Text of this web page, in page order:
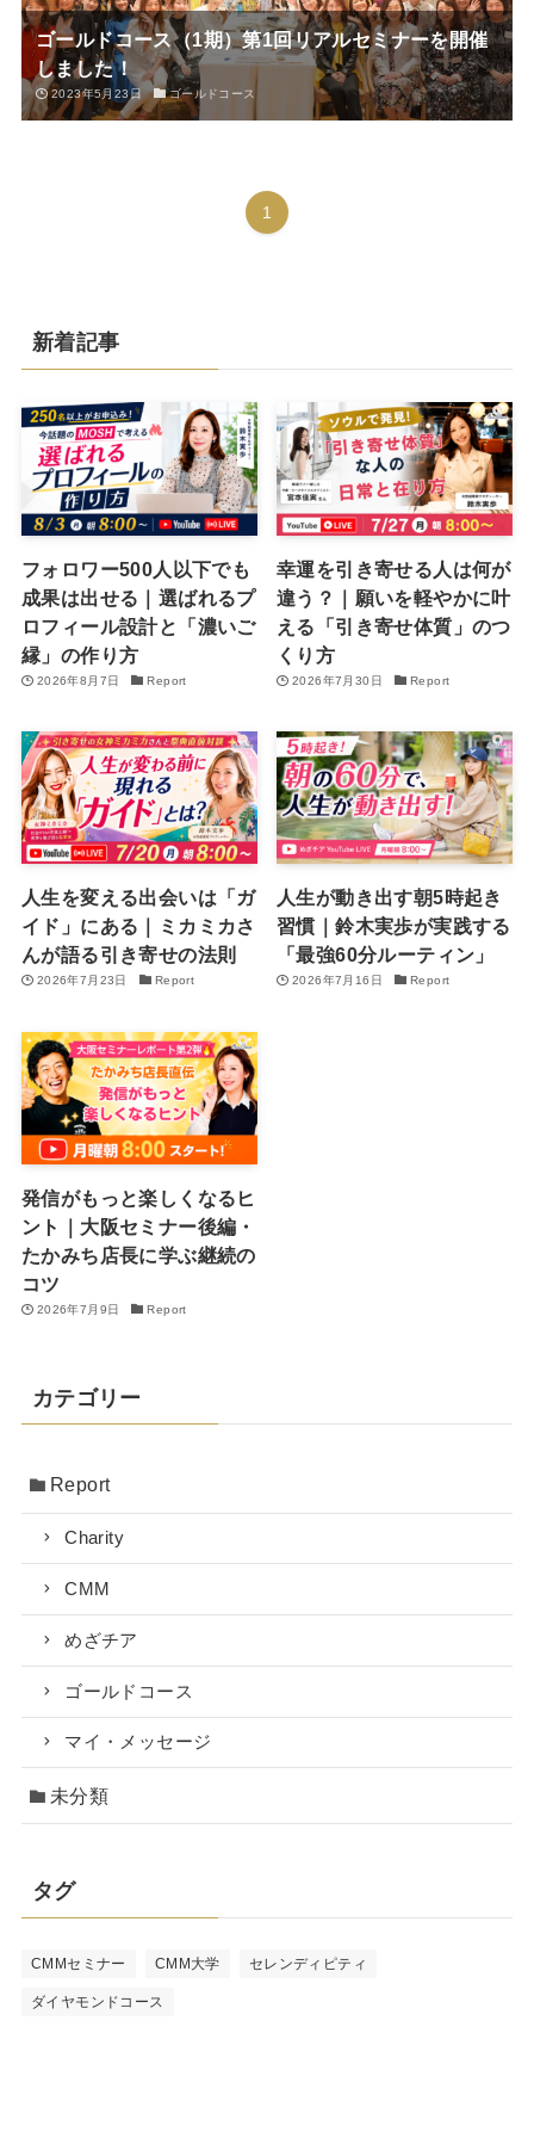
ゴールドコース（1期）第1回リアルセミナーを開催
しました！
2023年5月23日 ゴールドコース
1
新着記事
フォロワー500人以下でも
成果は出せる｜選ばれるプ
ロフィール設計と「濃いご
縁」の作り方
2026年8月7日 Report
幸運を引き寄せる人は何が
違う？｜願いを軽やかに叶
える「引き寄せ体質」のつ
くり方
2026年7月30日 Report
人生を変える出会いは「ガ
イド」にある｜ミカミカさ
んが語る引き寄せの法則
2026年7月23日 Report
人生が動き出す朝5時起き
習慣｜鈴木実歩が実践する
「最強60分ルーティン」
2026年7月16日 Report
発信がもっと楽しくなるヒ
ント｜大阪セミナー後編・
たかみち店長に学ぶ継続の
コツ
2026年7月9日 Report
カテゴリー
Report
Charity
CMM
めざチア
ゴールドコース
マイ・メッセージ
未分類
タグ
CMMセミナー CMM大学 セレンディピティ
ダイヤモンドコース